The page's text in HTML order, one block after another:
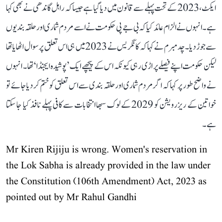
ایکٹ، 2023 کے تحت پہلے سے قانون میں دیا گیا ہے جیسا کہ راہل گاندھی نے بھی کہا
ہے۔ انہوں نے الزام عائد کیا کہ بی جے پی حکومت نے اسے مردم شماری اور حلقہ بندیوں
سے جوڑ دیا۔ چدمبرم نے کہا کہ کانگریس نے 2023 میں ہی اس تعلق پر سوال اٹھایا تھا
لیکن حکومت اپنے فیصلے پر اڑی رہی کیونکہ اس کے پیچھے ایک ’پوشیدہ ایجنڈا‘ تھا۔ انہوں
نے واضح طور پر کہا کہ اگر مردم شماری اور حلقہ بندی سے اس تعلق کو ختم کر دیا جائے تو
خواتین کے ریزرویشن کو 2029 کے لوک سبھا انتخابات سے کافی پہلے نافذ کیا جا سکتا
ہے۔
Mr Kiren Rijiju is wrong. Women's reservation in
the Lok Sabha is already provided in the law under
the Constitution (106th Amendment) Act, 2023 as
pointed out by Mr Rahul Gandhi